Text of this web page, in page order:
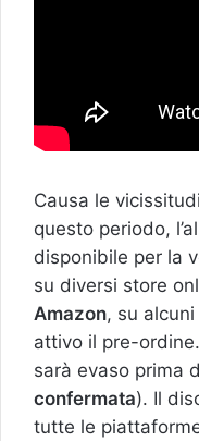
Causa le
questo periodo,
disponibile per la
su diversi store
Amazon, su
attivo il pre-ordine.
sarà evaso prima
confermata). Il
tutte le